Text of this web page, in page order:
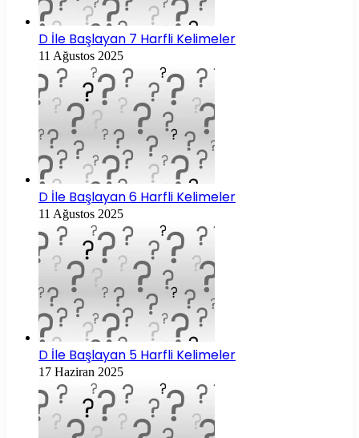
D İle Başlayan 7 Harfli Kelimeler
11 Ağustos 2025
D İle Başlayan 6 Harfli Kelimeler
11 Ağustos 2025
D İle Başlayan 5 Harfli Kelimeler
17 Haziran 2025